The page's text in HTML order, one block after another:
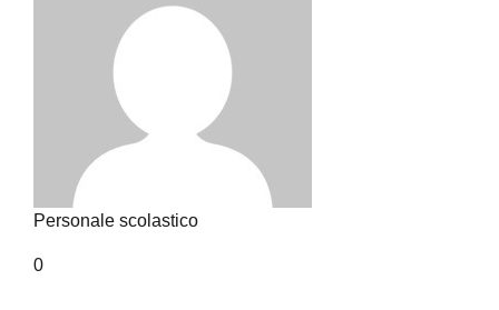
Personale scolastico
0